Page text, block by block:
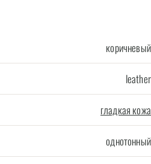
коричневый
leather
гладкая кожа
однотонный